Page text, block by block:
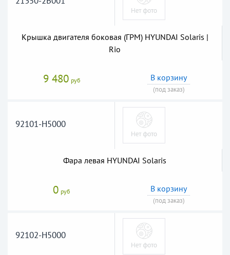
Крышка двигателя боковая (ГРМ) HYUNDAI Solaris |
Rio
9 480 руб В корзину
(под заказ)
92101-H5000
Фара левая HYUNDAI Solaris
0 руб В корзину
(под заказ)
92102-H5000